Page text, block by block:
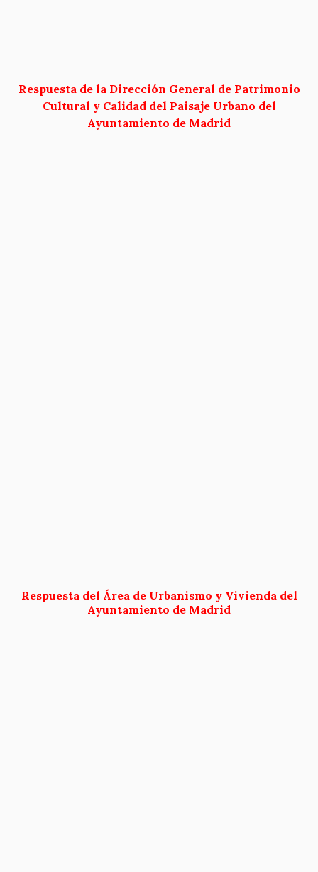
Respuesta de la Dirección General de Patrimonio
Cultural y Calidad del Paisaje Urbano del
Ayuntamiento de Madrid
Respuesta del Área de Urbanismo y Vivienda del
Ayuntamiento de Madrid